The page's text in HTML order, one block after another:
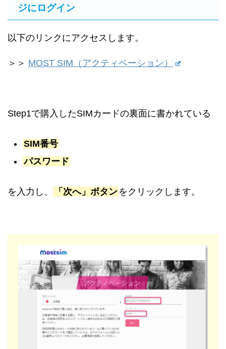
ジにログイン
以下のリンクにアクセスします。
＞＞ MOST SIM（アクティベーション）
Step1で購入したSIMカードの裏面に書かれている
SIM番号
パスワード
を入力し、 「次へ」ボタン をクリックします。